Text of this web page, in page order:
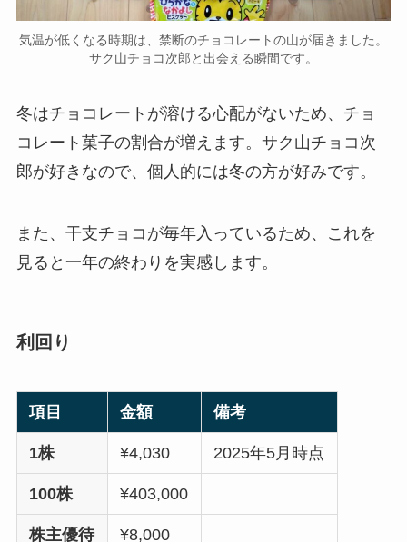
気温が低くなる時期は、禁断のチョコレートの山が届きました。
サク山チョコ次郎と出会える瞬間です。
冬はチョコレートが溶ける心配がないため、チョ
コレート菓子の割合が増えます。サク山チョコ次
郎が好きなので、個人的には冬の方が好みです。
また、干支チョコが毎年入っているため、これを
見ると一年の終わりを実感します。
利回り
項目 金額 備考
1株 ¥4,030 2025年5月時点
100株 ¥403,000
株主優待 ¥8,000